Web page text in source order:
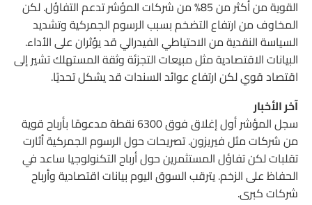
القوية من أكثر من 85% من شركات المؤشر تدعم التفاؤل. لكن
المخاوف من ارتفاع التضخم بسبب الرسوم الجمركية وتشديد
السياسة النقدية من الاحتياطي الفيدرالي قد يؤثران على الأداء.
البيانات الاقتصادية مثل مبيعات التجزئة وثقة المستهلك تشير إلى
اقتصاد قوي لكن ارتفاع عوائد السندات قد يشكل تحديًا.
آخر الأخبار
سجل المؤشر أول إغلاق فوق 6300 نقطة مدعومًا بأرباح قوية
من شركات مثل فيريزون. تصريحات حول الرسوم الجمركية أثارت
تقلبات لكن تفاؤل المستثمرين حول أرباح التكنولوجيا ساعد في
الحفاظ على الزخم. يترقب السوق اليوم بيانات اقتصادية وأرباح
شركات كبرى.